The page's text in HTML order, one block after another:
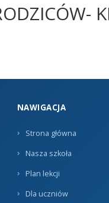
NAWIGACJA
Strona główna
Nasza szkoła
Plan lekcji
Dla uczniów